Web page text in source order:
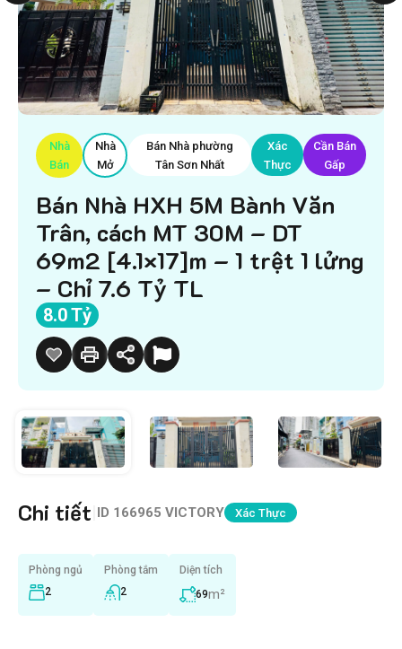
Nhà
Bán
Nhà
Mở
Bán Nhà phường
Tân Sơn Nhất
Xác
Thực
Cần Bán
Gấp
Bán Nhà HXH 5M Bành Văn
Trân, cách MT 30M – DT
69m2 [4.1×17]m – 1 trệt 1 lửng
– Chỉ 7.6 Tỷ TL
8.0 Tỷ
Chi tiết ID 166965 VICTORY Xác Thực
Phòng ngủ
2
Phòng tắm
2
Diện tích
69m²